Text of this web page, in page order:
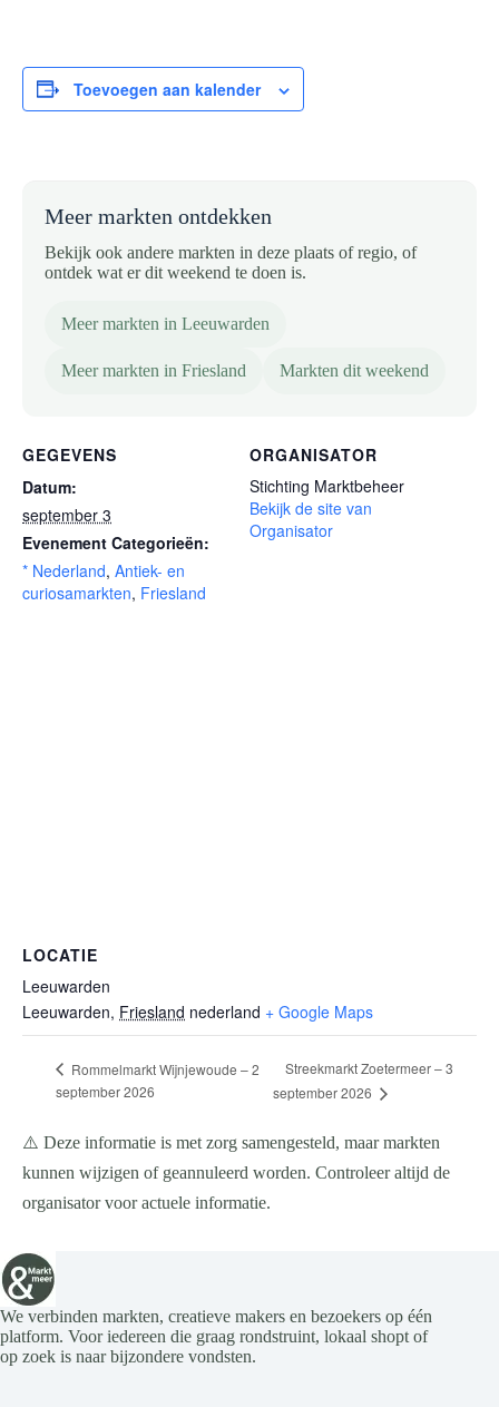
Toevoegen aan kalender
Meer markten ontdekken
Bekijk ook andere markten in deze plaats of regio, of
ontdek wat er dit weekend te doen is.
Meer markten in Leeuwarden
Meer markten in Friesland Markten dit weekend
GEGEVENS
Datum:
september 3
Evenement Categorieën:
* Nederland, Antiek- en
curiosamarkten, Friesland
ORGANISATOR
Stichting Marktbeheer
Bekijk de site van
Organisator
LOCATIE
Leeuwarden
Leeuwarden, Friesland nederland + Google Maps
Rommelmarkt Wijnjewoude – 2
september 2026
Streekmarkt Zoetermeer – 3
september 2026
⚠️ Deze informatie is met zorg samengesteld, maar markten
kunnen wijzigen of geannuleerd worden. Controleer altijd de
organisator voor actuele informatie.
We verbinden markten, creatieve makers en bezoekers op één
platform. Voor iedereen die graag rondstruint, lokaal shopt of
op zoek is naar bijzondere vondsten.